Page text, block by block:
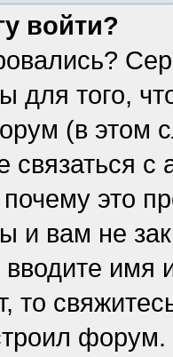
войти?
для того,
(в этом
связаться
это
и вам не
то
форум.